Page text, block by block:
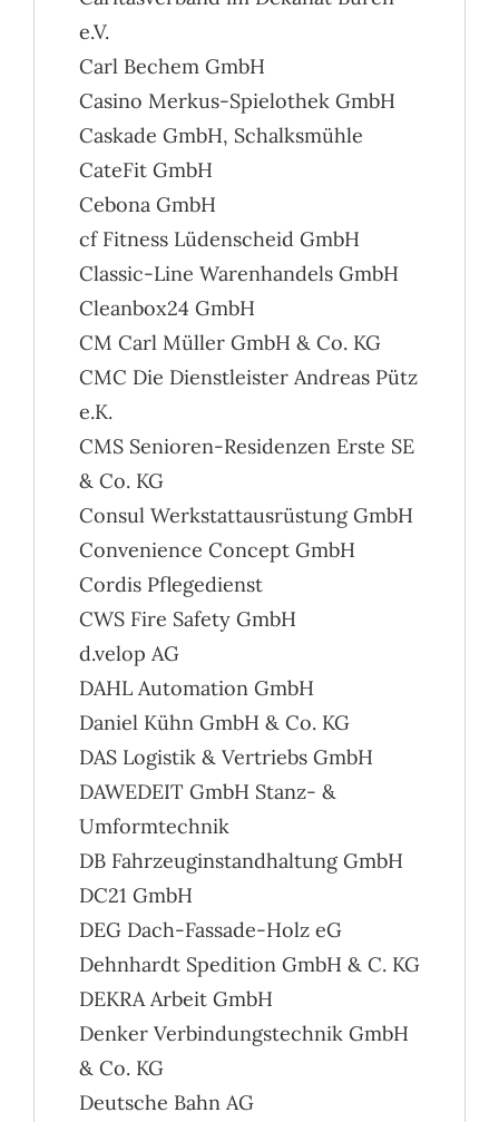
e.V.
Carl Bechem GmbH
Casino Merkus-Spielothek GmbH
Caskade GmbH, Schalksmühle
CateFit GmbH
Cebona GmbH
cf Fitness Lüdenscheid GmbH
Classic-Line Warenhandels GmbH
Cleanbox24 GmbH
CM Carl Müller GmbH & Co. KG
CMC Die Dienstleister Andreas Pütz
e.K.
CMS Senioren-Residenzen Erste SE
& Co. KG
Consul Werkstattausrüstung GmbH
Convenience Concept GmbH
Cordis Pflegedienst
CWS Fire Safety GmbH
d.velop AG
DAHL Automation GmbH
Daniel Kühn GmbH & Co. KG
DAS Logistik & Vertriebs GmbH
DAWEDEIT GmbH Stanz- &
Umformtechnik
DB Fahrzeuginstandhaltung GmbH
DC21 GmbH
DEG Dach-Fassade-Holz eG
Dehnhardt Spedition GmbH & C. KG
DEKRA Arbeit GmbH
Denker Verbindungstechnik GmbH
& Co. KG
Deutsche Bahn AG